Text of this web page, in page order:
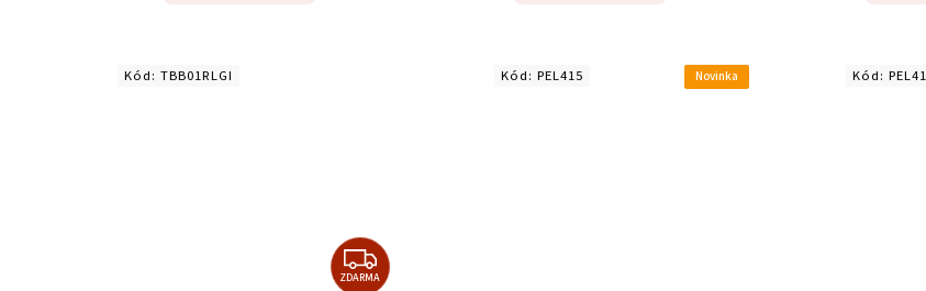
ZDARMA
Kód: TBB01RLGI Novinka
Kód:PEL415 Kód: